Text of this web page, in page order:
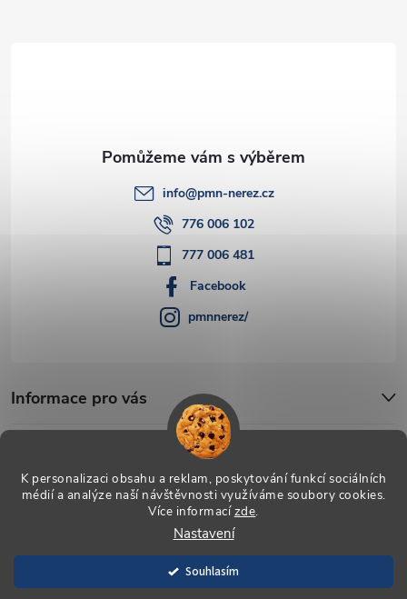
K personalizaci obsahu a reklam, poskytování funkcí sociálních
médií a analýze naší návštěvnosti využíváme soubory cookies.
Více informacízde.
Nastavení
Souhlasím
info@pmn-nerez.cz
776 006 102
777 006 481
Facebook
pmnnerez/
Informace pro vás
Vytvořil Shoptet
PMN-nerez. Všechna práva vyhrazena.
nastavení cookies